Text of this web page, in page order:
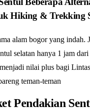
Hiking & Trekking
alam bogor yang indah.
selatan hanya 1 jam
nilai plus bagi
teman-teman
Pendakian